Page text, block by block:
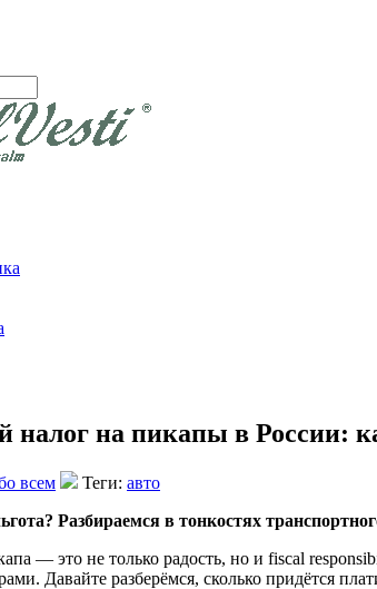
налог на пикапы в России:
всем Теги: авто
Разбираемся в тонкостях
— это не только радость, но и fiscal
Давайте разберёмся, сколько придётся